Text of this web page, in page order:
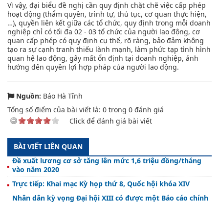
Vì vậy, đại biểu đề nghị cần quy định chặt chẽ việc cấp phép
hoạt động (thẩm quyền, trình tự, thủ tục, cơ quan thực hiện,
…), quyền liên kết giữa các tổ chức, quy định trong mỗi doanh
nghiệp chỉ có tối đa 02 - 03 tổ chức của người lao động, cơ
quan cấp phép có quy định cụ thể, rõ ràng, bảo đảm không
tạo ra sự cạnh tranh thiếu lành mạnh, làm phức tạp tình hình
quan hệ lao động, gây mất ổn định tại doanh nghiệp, ảnh
hưởng đến quyền lợi hợp pháp của người lao động.
Nguồn: Báo Hà Tĩnh
Tổng số điểm của bài viết là: 0 trong 0 đánh giá
Click để đánh giá bài viết
BÀI VIẾT LIÊN QUAN
Đề xuất lương cơ sở tăng lên mức 1,6 triệu đồng/tháng
vào năm 2020
Trực tiếp: Khai mạc Kỳ họp thứ 8, Quốc hội khóa XIV
Nhân dân kỳ vọng Đại hội XIII có được một Báo cáo chính